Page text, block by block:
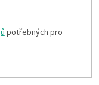
potřebných pro